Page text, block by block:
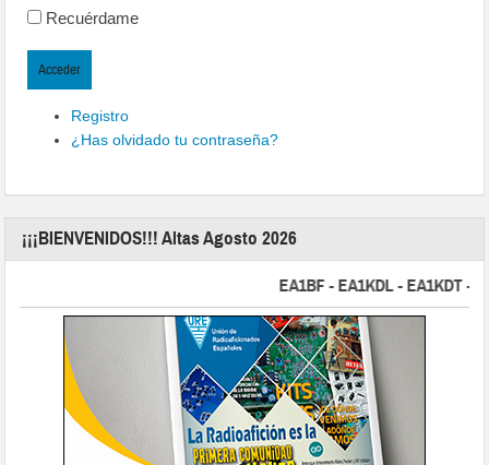
Recuérdame
Acceder
Registro
¿Has olvidado tu contraseña?
¡¡¡BIENVENIDOS!!! Altas Agosto 2026
EA1BF - EA1KDL - EA1KDT -